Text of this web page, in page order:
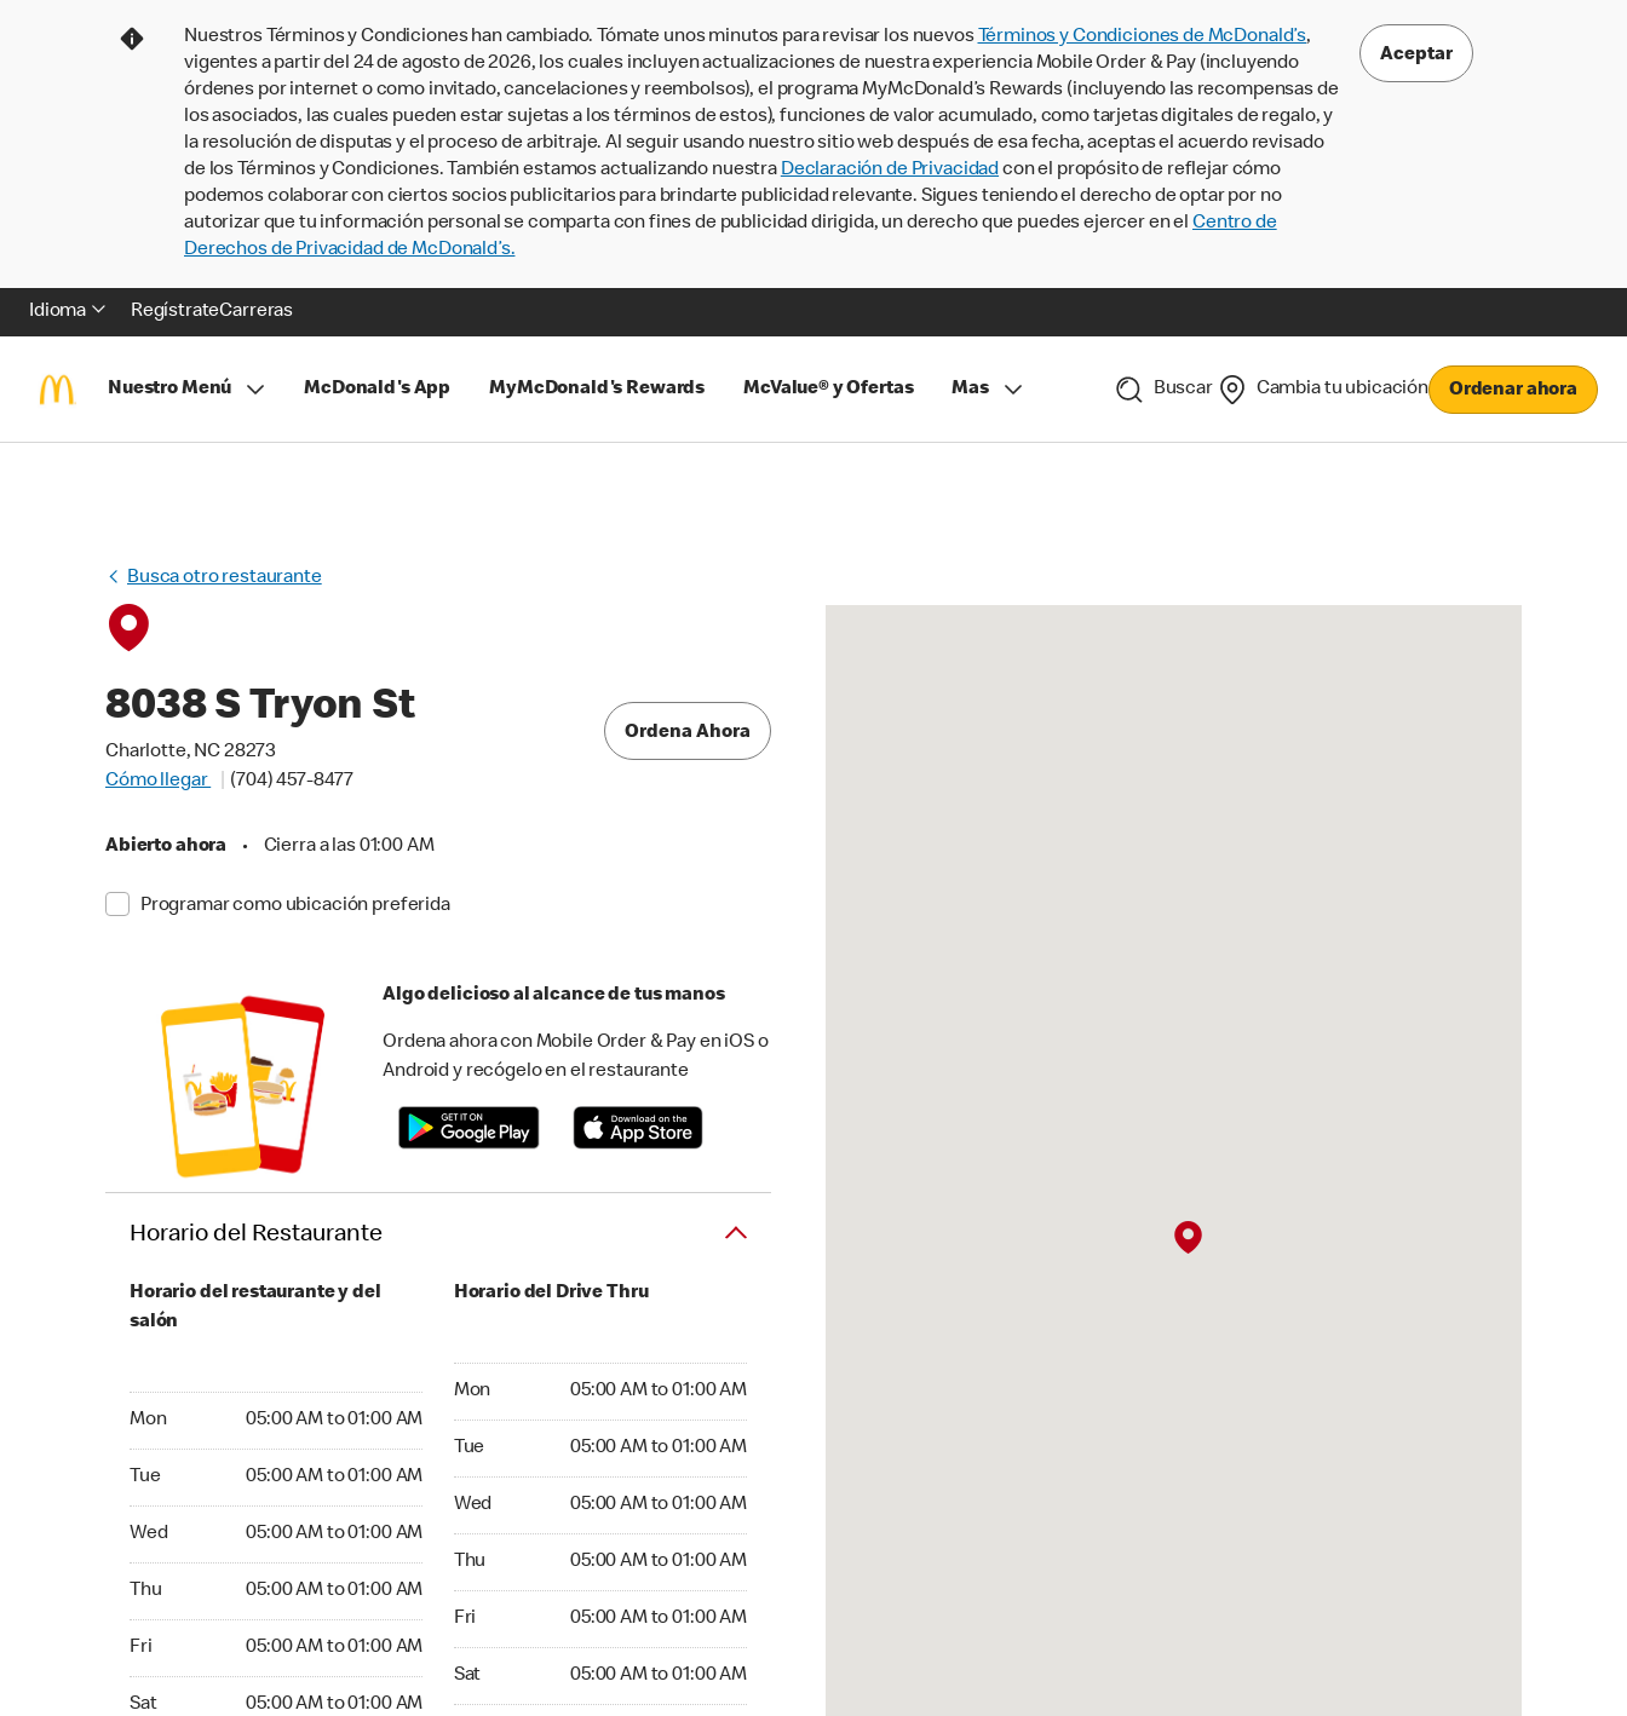
Nuestros Términos y Condiciones han cambiado. Tómate unos minutos para revisar los nuevos Términos y Condiciones de McDonald’s,
vigentes a partir del 24 de agosto de 2026, los cuales incluyen actualizaciones de nuestra experiencia Mobile Order & Pay (incluyendo
órdenes por internet o como invitado, cancelaciones y reembolsos), el programa MyMcDonald’s Rewards (incluyendo las recompensas de
los asociados, las cuales pueden estar sujetas a los términos de estos), funciones de valor acumulado, como tarjetas digitales de regalo, y
la resolución de disputas y el proceso de arbitraje. Al seguir usando nuestro sitio web después de esa fecha, aceptas el acuerdo revisado
de los Términos y Condiciones. También estamos actualizando nuestra Declaración de Privacidadcon el propósito de reflejar cómo
podemos colaborar con ciertos socios publicitarios para brindarte publicidad relevante. Sigues teniendo el derecho de optar por no
autorizar que tu información personal se comparta con fines de publicidad dirigida, un derecho que puedes ejercer en el Centro de
Derechos de Privacidad de McDonald’s.
Aceptar
Idioma RegístrateCarreras
Nuestro Menú McDonald's App MyMcDonald's Rewards McValue® y Ofertas Mas Buscar Cambia tu ubicación Ordenar ahora
Busca otro restaurante
8038 S Tryon St
Charlotte, NC 28273
Cómo llegar
(704) 457-8477
Abierto ahora • Cierra a las 01:00 AM
Programar como ubicación preferida
Ordena Ahora
Algo delicioso al alcance de tus manos
Ordena ahora con Mobile Order & Pay en iOS o
Android y recógelo en el restaurante
Horario del Restaurante
Horario del restaurante y del
salón
Mon 05:00 AM to 01:00 AM
Tue 05:00 AM to 01:00 AM
Wed 05:00 AM to 01:00 AM
Thu 05:00 AM to 01:00 AM
Fri 05:00 AM to 01:00 AM
Sat 05:00 AM to 01:00 AM
Horario del Drive Thru
Mon 05:00 AM to 01:00 AM
Tue 05:00 AM to 01:00 AM
Wed 05:00 AM to 01:00 AM
Thu 05:00 AM to 01:00 AM
Fri 05:00 AM to 01:00 AM
Sat 05:00 AM to 01:00 AM